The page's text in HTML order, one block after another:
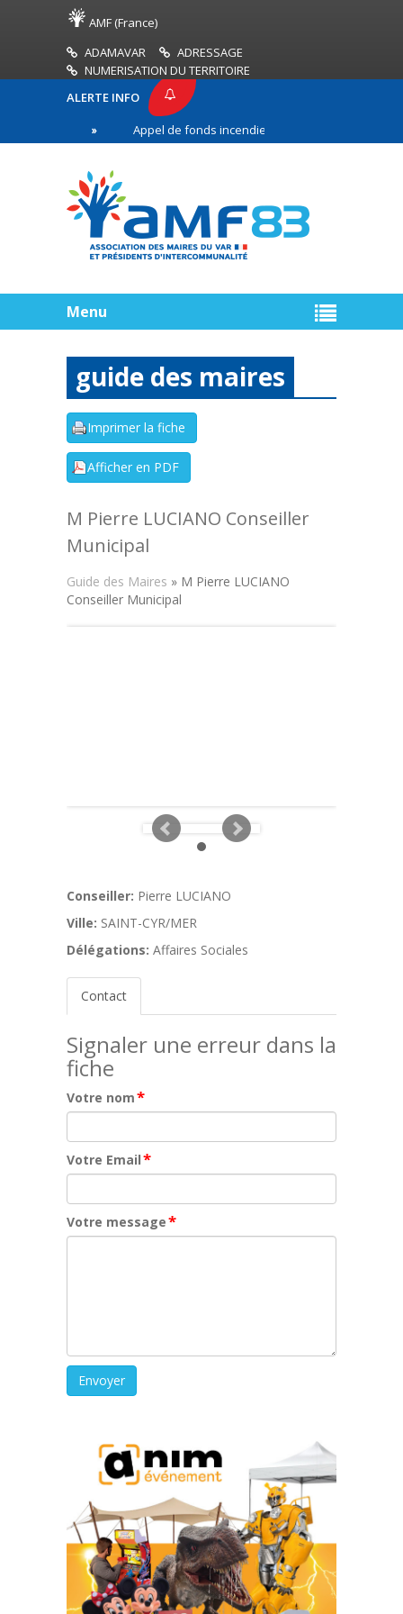
AMF (France)
ADAMAVAR
ADRESSAGE
NUMERISATION DU TERRITOIRE
ALERTE INFO
Appel de fonds incendies de forêt
ligne
Menu
guide des maires
M Pierre LUCIANO Conseiller
Municipal
Guide des Maires » M Pierre LUCIANO
Conseiller Municipal
Conseiller: Pierre LUCIANO
Ville: SAINT-CYR/MER
Délégations: Affaires Sociales
Contact
Signaler une erreur dans la
fiche
Votre nom*
Votre Email*
Votre message*